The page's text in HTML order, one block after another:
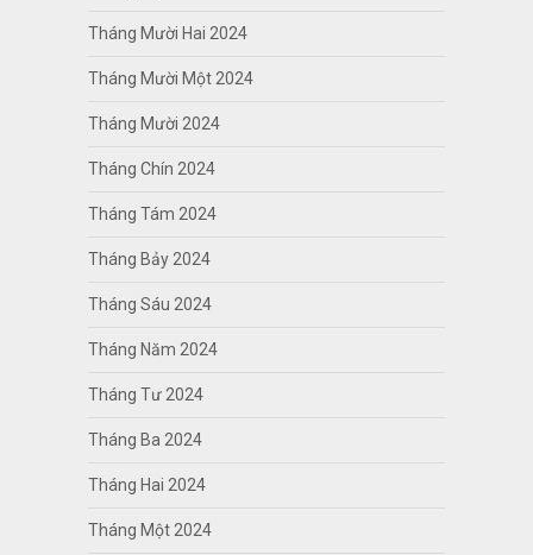
Tháng Mười Hai 2024
Tháng Mười Một 2024
Tháng Mười 2024
Tháng Chín 2024
Tháng Tám 2024
Tháng Bảy 2024
Tháng Sáu 2024
Tháng Năm 2024
Tháng Tư 2024
Tháng Ba 2024
Tháng Hai 2024
Tháng Một 2024